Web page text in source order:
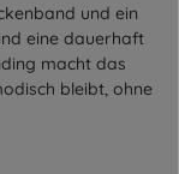
und ein
eine dauerhaft
macht das
bleibt, ohne